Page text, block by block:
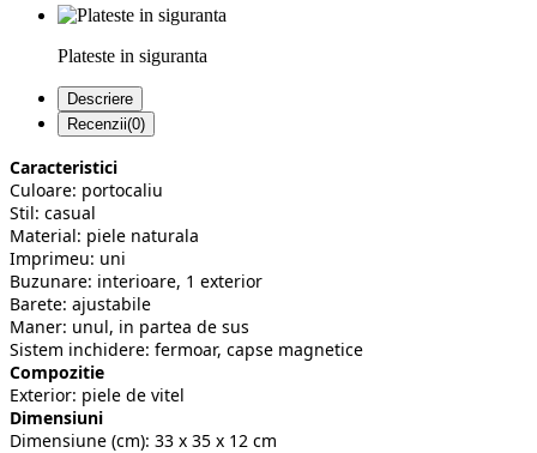
Plateste in siguranta
Descriere
Recenzii(0)
Caracteristici
Culoare: portocaliu
Stil: casual
Material: piele naturala
Imprimeu: uni
Buzunare: interioare, 1 exterior
Barete: ajustabile
Maner: unul, in partea de sus
Sistem inchidere: fermoar, capse magnetice
Compozitie
Exterior: piele de vitel
Dimensiuni
Dimensiune (cm): 33 x 35 x 12 cm